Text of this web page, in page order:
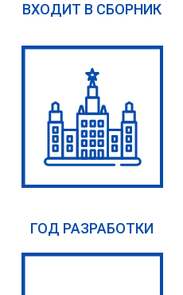
ВХОДИТ В СБОРНИК
ГОД РАЗРАБОТКИ